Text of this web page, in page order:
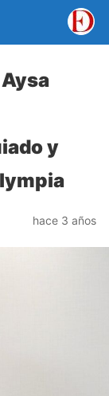
y
hace 3 años